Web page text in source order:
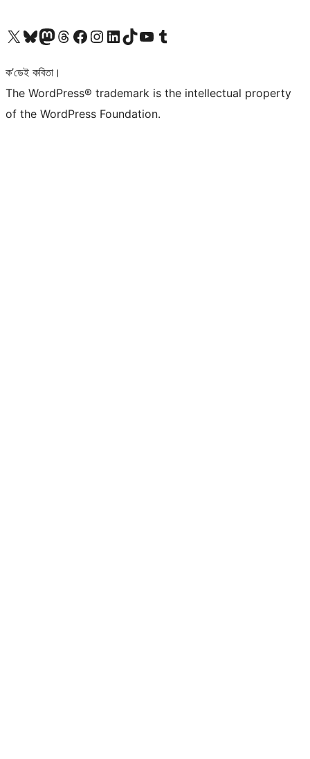
আমাৰ X (আগৰ Twitter) একাউণ্টলৈ যাওকআমাৰ Bluesky একাউণ্টলৈ যাওকআমাৰ Mastodon একাউণ্টলৈ যাওকআমাৰ Threads একাউণ্টলৈ যাওকআমাৰ Facebook পৃষ্ঠালৈ যাওকআমাৰ Instagram একাউণ্টলৈ যাওকআমাৰ LinkedIn একাউণ্টলৈ যাওকআমাৰ TikTok একাউণ্টলৈ যাওকআমাৰ YouTube চেনেললৈ যাওকআমাৰ Tumblr একাউণ্টলৈ যাওক
ক’ডেই কবিতা।
The WordPress® trademark is the intellectual property
of the WordPress Foundation.